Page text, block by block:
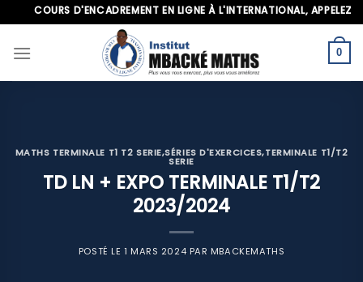
to
content
COURS D'ENCADREMENT EN LIGNE À L'INTERNATIONAL, APPELEZ-
0
MATHS TERMINALE T1 T2 SERIE,SÉRIES D'EXERCICES,TERMINALE T1/T2
SERIE
TD LN + EXPO TERMINALE T1/T2
2023/2024
POSTÉ LE 1 MARS 2024 PAR MBACKEMATHS